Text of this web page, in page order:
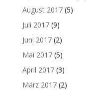
August 2017(5)
Juli 2017(9)
Juni 2017(2)
Mai 2017(5)
April 2017(3)
März 2017(2)